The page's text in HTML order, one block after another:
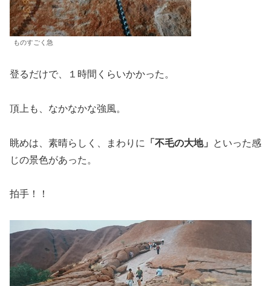
ものすごく急
登るだけで、１時間くらいかかった。
頂上も、なかなかな強風。
眺めは、素晴らしく、まわりに 「不毛の大地」
といった感
じの景色があった。
拍手！！